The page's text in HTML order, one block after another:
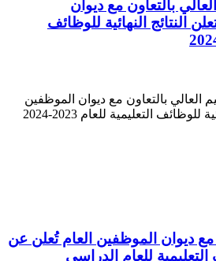
بالتعاون مع ديوان
النتائج النهائية للوظائف
العالي بالتعاون مع ديوان الموظفين
العام بغزة عن النتائج النهائية للوظائف التعليمية للعام 2023-2024
مع ديوان الموظفين العام تُعلن عن
للعام الدراسي